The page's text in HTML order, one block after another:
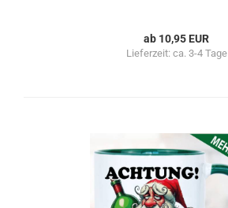
ab 10,95 EUR
Lieferzeit: ca. 3-4 Tage